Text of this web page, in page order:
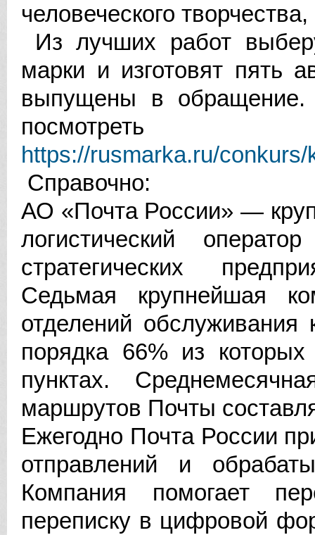
человеческого
Из лучших работ
марки и изготовят пять
выпущены в
https://rusmarka.ru/
Справочно:
АО «Почта России» —
логистический
стратегических
Седьмая крупнейшая
отделений
порядка 66% из
пунктах.
маршрутов Почты
Ежегодно Почта России
отправлений и
Компания помогает
переписку в цифровой